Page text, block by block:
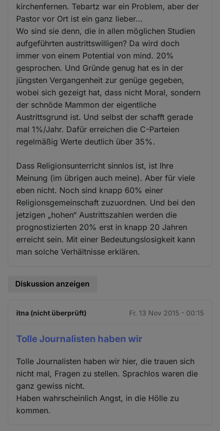
kirchenfernen. Tebartz war ein Problem, aber der
Pastor vor Ort ist ein ganz lieber...
Wo sind sie denn, die in allen möglichen Studien
aufgeführten austrittswilligen? Da wird doch
immer von einem Potential von mind. 20%
gesprochen. Und Gründe genug hat es in der
jüngsten Vergangenheit zur genüge gegeben,
wobei sich gezeigt hat, dass nicht Moral, sondern
der schnöde Mammon der eigentliche
Austrittsgrund ist. Und selbst der schafft gerade
mal 1%/Jahr. Dafür erreichen die C-Parteien
regelmäßig Werte deutlich über 35%.
Dass Religionsunterricht sinnlos ist, ist Ihre
Meinung (im übrigen auch meine). Aber für viele
eben nicht. Noch sind knapp 60% einer
Religionsgemeinschaft zuzuordnen. Und bei den
jetzigen „hohen“ Austrittszahlen werden die
prognostizierten 20% erst in knapp 20 Jahren
erreicht sein. Mit einer Bedeutungslosigkeit kann
man solche Verhältnisse erklären.
Diskussion anzeigen
itna (nicht überprüft) Fr. 13 Nov 2015 - 00:15
Tolle Journalisten haben wir
Tolle Journalisten haben wir hier, die trauen sich
nicht mal, Fragen zu stellen. Sprachlos waren die
ganz gewiss nicht.
Haben wahrscheinlich Angst, in die Hölle zu
kommen.